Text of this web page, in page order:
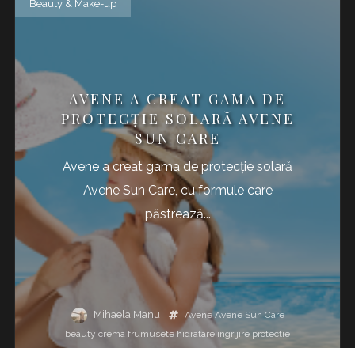
Beauty & Make-up
AVENE A CREAT GAMA DE
PROTECȚIE SOLARĂ AVENE
SUN CARE
Avene a creat gama de protecție solară
Avene Sun Care, cu formule care
păstrează...
Mihaela Manu Avene Avene Sun Care
beauty crema frumusete hidratare ingrijire protectie